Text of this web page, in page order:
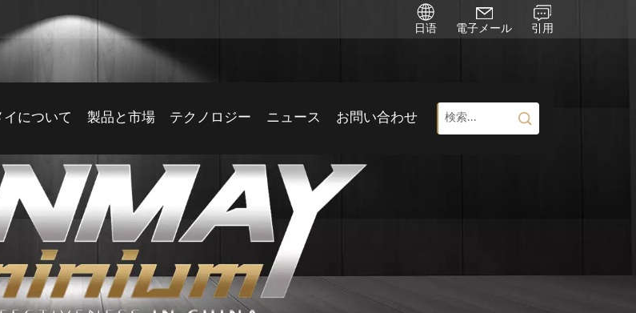
日语 電子メール 引用
イについて 製品と市場 テクノロジー ニュース お問い合わせ